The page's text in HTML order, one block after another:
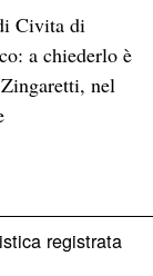
Civita di
a chiederlo è
nel
registrata